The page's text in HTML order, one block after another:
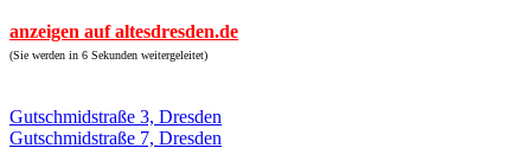
anzeigen auf altesdresden.de
(Sie werden in 6 Sekunden weitergeleitet)
Gutschmidstraße 3, Dresden
Gutschmidstraße 7, Dresden